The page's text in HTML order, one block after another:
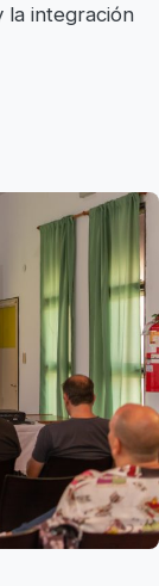
la integración